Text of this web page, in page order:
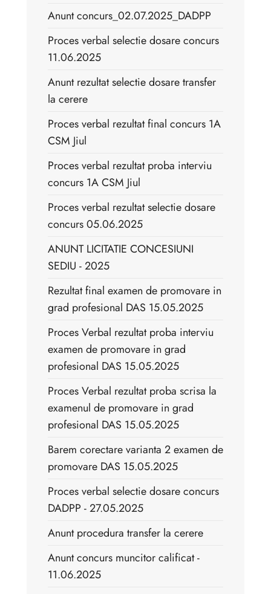
Anunt concurs_02.07.2025_DADPP
Proces verbal selectie dosare concurs
11.06.2025
Anunt rezultat selectie dosare transfer
la cerere
Proces verbal rezultat final concurs 1A
CSM Jiul
Proces verbal rezultat proba interviu
concurs 1A CSM Jiul
Proces verbal rezultat selectie dosare
concurs 05.06.2025
ANUNT LICITATIE CONCESIUNI
SEDIU - 2025
Rezultat final examen de promovare in
grad profesional DAS 15.05.2025
Proces Verbal rezultat proba interviu
examen de promovare in grad
profesional DAS 15.05.2025
Proces Verbal rezultat proba scrisa la
examenul de promovare in grad
profesional DAS 15.05.2025
Barem corectare varianta 2 examen de
promovare DAS 15.05.2025
Proces verbal selectie dosare concurs
DADPP - 27.05.2025
Anunt procedura transfer la cerere
Anunt concurs muncitor calificat -
11.06.2025